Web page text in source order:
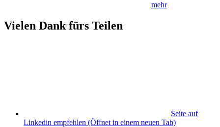
mehr
Vielen Dank fürs Teilen
Seite auf
Linkedin empfehlen (Öffnet in einem neuen Tab)